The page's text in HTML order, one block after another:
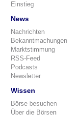
Einstieg
News
Nachrichten
Bekanntmachungen
Marktstimmung
RSS-Feed
Podcasts
Newsletter
Wissen
Börse besuchen
Über die Börsen